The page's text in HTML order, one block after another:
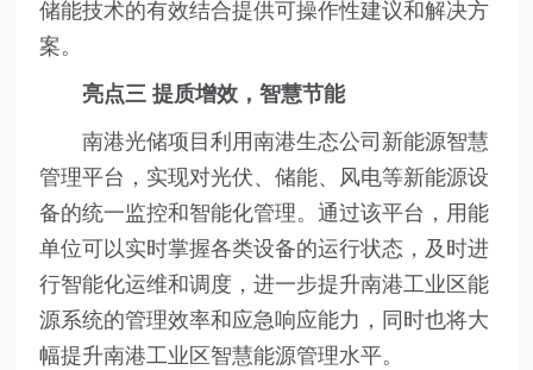
储能技术的有效结合提供可操作性建议和解决方
案。
亮点三提质增效，智慧节能
南港光储项目利用南港生态公司新能源智慧
管理平台，实现对光伏、储能、风电等新能源设
备的统一监控和智能化管理。通过该平台，用能
单位可以实时掌握各类设备的运行状态，及时进
行智能化运维和调度，进一步提升南港工业区能
源系统的管理效率和应急响应能力，同时也将大
幅提升南港工业区智慧能源管理水平。